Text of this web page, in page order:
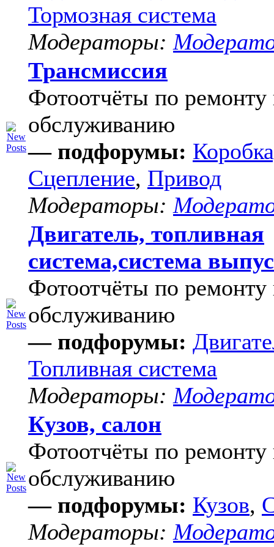
Тормозная система
Модераторы:
Трансмиссия
Фотоотчёты по ремонту
обслуживанию
— подфорумы:
Сцепление, Привод
Модераторы:
Двигатель, топливная
система,система
Фотоотчёты по ремонту
обслуживанию
— подфорумы:
Топливная система
Модераторы:
Кузов, салон
Фотоотчёты по ремонту
обслуживанию
— подфорумы: Кузов,
Модераторы: